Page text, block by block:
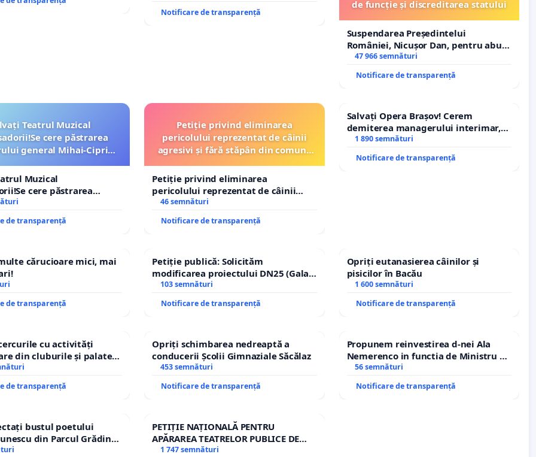
Notificare de transparență
de funcție și discreditarea statului
Suspendarea Președintelui
României, Nicușor Dan, pentru abuz
de funcție și discreditarea statului
47 966 semnături
Notificare de transparență
Teatrul Muzical
cere păstrarea
general Mihai-Ciprian
Muzical
cere păstrarea
general Mihai-Ciprian
de transparență
Petiție privind eliminarea
pericolului reprezentat de câinii
agresivi și fără stăpân din comuna
Petiție privind eliminarea
pericolului reprezentat de câinii
agresivi și fără stăpân din comuna
46 semnături
Notificare de transparență
Salvați Opera Brașov! Cerem
demiterea managerului interimar,
Petrean Lucian-Marius!
1 890 semnături
Notificare de transparență
cărucioare mici, mai
de transparență
Petiție publică: Solicităm
modificarea proiectului DN25 (Galați
– Hanu Conachi) prin devierea
103 semnături
Notificare de transparență
Opriți eutanasierea câinilor și
pisicilor în Bacău
1 600 semnături
Notificare de transparență
cu activități
din cluburile și palatele
de transparență
Opriți schimbarea nedreaptă a
conducerii Școlii Gimnaziale Săcălaz
453 semnături
Notificare de transparență
Propunem reinvestirea d-nei Ala
Nemerenco in functia de Ministru al
Sanatatii
56 semnături
Notificare de transparență
bustul poetului
din Parcul Grădina
cenzurii culturale!
PETIȚIE NAȚIONALĂ PENTRU
APĂRAREA TEATRELOR PUBLICE DE
REPERTORIU DIN ROMÂNIA
1 747 semnături